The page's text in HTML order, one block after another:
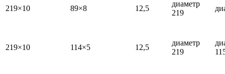
219×10 89×8 12,5
диаметр
219
219×10 114×5 12,5
диаметр
219